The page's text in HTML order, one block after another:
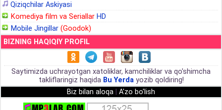
Qiziqchilar Askiyasi
Komediya film va Seriallar HD
Mobile Jingillar (Goodok)
BIZNING HAQIQIY PROFIL
Saytimizda uchrayotgan xatoliklar, kamchiliklar va qo'shimcha
takliflaringiz haqida Bu Yerdayozib qoldiring!
Biz bilan aloqa
A'zo bo'lish